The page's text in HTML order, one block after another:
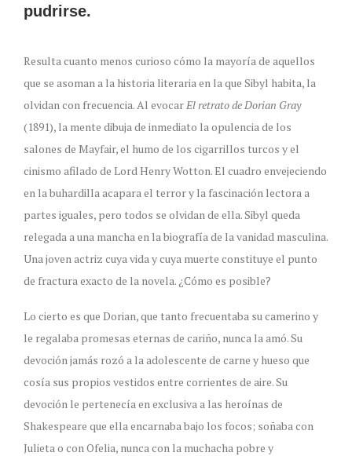
pudrirse.
Resulta cuanto menos curioso cómo la mayoría de aquellos
que se asoman a la historia literaria en la que Sibyl habita, la
olvidan con frecuencia. Al evocar El retrato de Dorian Gray
(1891), la mente dibuja de inmediato la opulencia de los
salones de Mayfair, el humo de los cigarrillos turcos y el
cinismo afilado de Lord Henry Wotton. El cuadro envejeciendo
en la buhardilla acapara el terror y la fascinación lectora a
partes iguales, pero todos se olvidan de ella. Sibyl queda
relegada a una mancha en la biografía de la vanidad masculina.
Una joven actriz cuya vida y cuya muerte constituye el punto
de fractura exacto de la novela. ¿Cómo es posible?
Lo cierto es que Dorian, que tanto frecuentaba su camerino y
le regalaba promesas eternas de cariño, nunca la amó. Su
devoción jamás rozó a la adolescente de carne y hueso que
cosía sus propios vestidos entre corrientes de aire. Su
devoción le pertenecía en exclusiva a las heroínas de
Shakespeare que ella encarnaba bajo los focos; soñaba con
Julieta o con Ofelia, nunca con la muchacha pobre y